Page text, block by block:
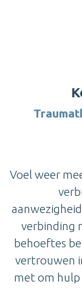
Voel weer
verbinding
behoeftes
vertrouwen
met om hulp